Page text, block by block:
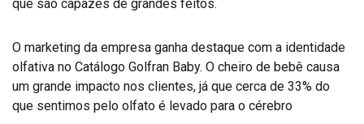
que são capazes de grandes feitos.
O marketing da empresa ganha destaque com a identidade
olfativa no Catálogo Golfran Baby. O cheiro de bebê causa
um grande impacto nos clientes, já que cerca de 33% do
que sentimos pelo olfato é levado para o cérebro